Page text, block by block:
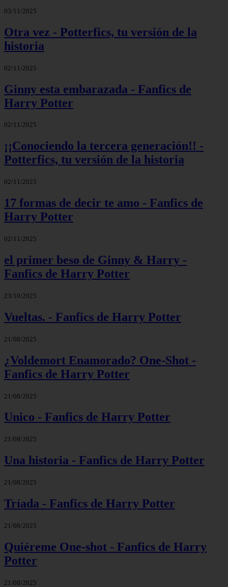
03/11/2025
Otra vez - Potterfics, tu versión de la
historia
02/11/2025
Ginny esta embarazada - Fanfics de
Harry Potter
02/11/2025
¡¡Conociendo la tercera generación!! -
Potterfics, tu versión de la historia
02/11/2025
17 formas de decir te amo - Fanfics de
Harry Potter
02/11/2025
el primer beso de Ginny & Harry -
Fanfics de Harry Potter
23/10/2025
Vueltas. - Fanfics de Harry Potter
21/08/2025
¿Voldemort Enamorado? One-Shot -
Fanfics de Harry Potter
21/08/2025
Unico - Fanfics de Harry Potter
21/08/2025
Una historia - Fanfics de Harry Potter
21/08/2025
Tríada - Fanfics de Harry Potter
21/08/2025
Quiéreme One-shot - Fanfics de Harry
Potter
21/08/2025